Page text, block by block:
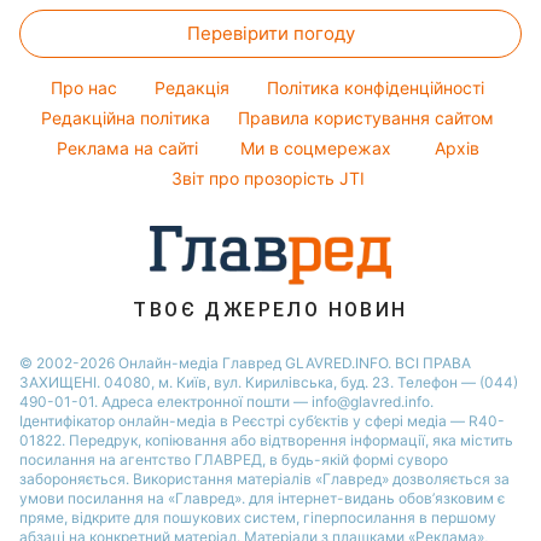
Віталій Козловський
Напої
Тарифи
Курс валют
Новини Полтави
Новини Дніпра
Новини Сум
Новини Тернополя
Новини Черкаси
Новини Житомира
Новини Рівного
Новини Запоріжжя
Перевірити погоду
Про нас Редакція
Політика конфіденційності
Редакційна політика
Правила користування сайтом
Реклама на сайті
Ми в соцмережах
Архів
Звіт про прозорість JTI
ТВОЄ ДЖЕРЕЛО НОВИН
© 2002-2026 Онлайн-медіа Главред GLAVRED.INFO. ВСІ ПРАВА
ЗАХИЩЕНІ. 04080, м. Київ, вул. Кирилівська, буд. 23. Телефон — (044)
490-01-01. Адреса електронної пошти — info@glavred.info.
Ідентифікатор онлайн-медіа в Реєстрі суб’єктів у сфері медіа — R40-
01822. Передрук, копіювання або відтворення інформації, яка містить
посилання на агентство ГЛАВРЕД, в будь-якій формi суворо
забороняється. Використання матеріалів «Главред» дозволяється за
умови посилання на «Главред». для інтернет-видань обов’язковим є
пряме, відкрите для пошукових систем, гіперпосилання в першому
абзаці на конкретний матеріал. Матеріали з плашками «Реклама»,